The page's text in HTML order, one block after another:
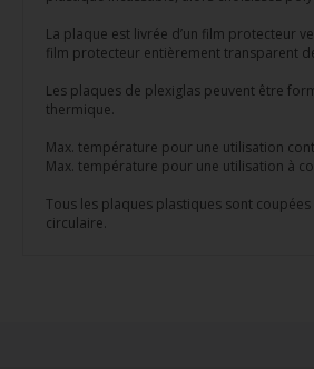
La plaque est livrée d’un film protecteur
film protecteur entièrement transparent
Les plaques de plexiglas peuvent être
thermique.
Max. température pour une utilisation
Max. température pour une utilisation à
Tous les plaques plastiques sont coupées
circulaire.